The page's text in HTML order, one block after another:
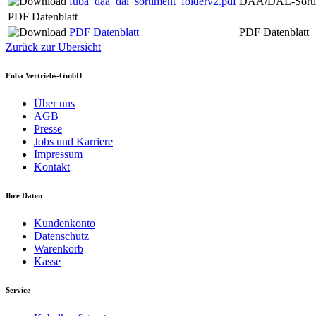
PDF Datenblatt
PDF Datenblatt
PDF Datenblatt
Zurück zur Übersicht
Fuba Vertriebs-GmbH
Über uns
AGB
Presse
Jobs und Karriere
Impressum
Kontakt
Ihre Daten
Kundenkonto
Datenschutz
Warenkorb
Kasse
Service